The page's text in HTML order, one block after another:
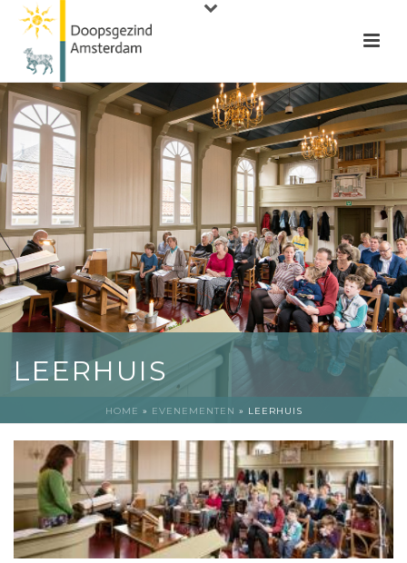
LEERHUIS
HOME » EVENEMENTEN » LEERHUIS